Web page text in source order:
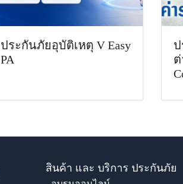
ประกันภัยอุบัติเหตุ V Easy
PA
ต่
สินค้า และ บริการ ประกันภัย